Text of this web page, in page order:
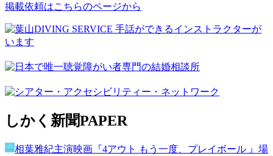
掲載依頼はこちらのページから
しかく新聞PAPER
相葉雅紀主演映画『4アウト もう一度、プレイボール 』場